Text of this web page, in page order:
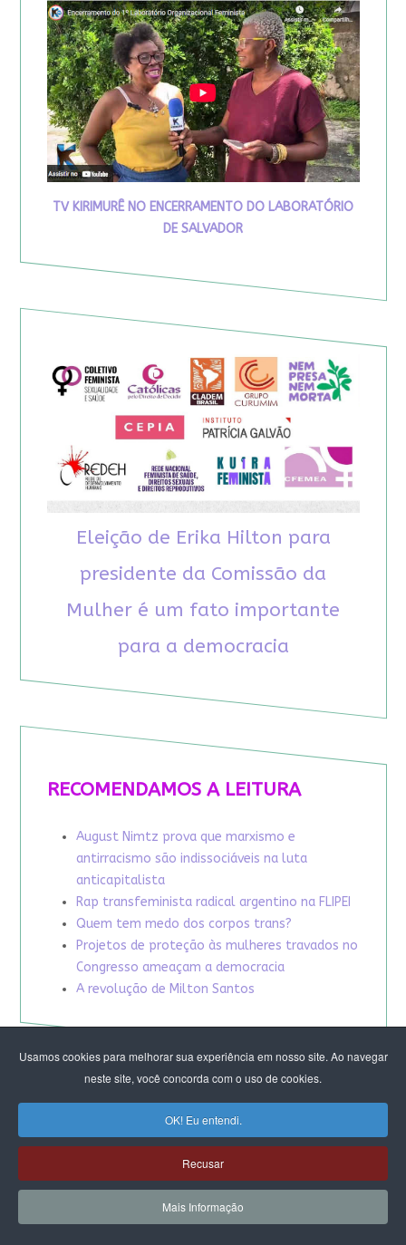
Usamos cookies para melhorar sua experiência em nosso site. Ao navegar
neste site, você concorda com o uso de cookies.
OK! Eu entendi.
Recusar
Mais Informação
TV KIRIMURÊ NO ENCERRAMENTO DO LABORATÓRIO
DE SALVADOR
Eleição de Erika Hilton para
presidente da Comissão da
Mulher é um fato importante
para a democracia
RECOMENDAMOS A LEITURA
August Nimtz prova que marxismo e
antirracismo são indissociáveis na luta
anticapitalista
Rap transfeminista radical argentino na FLIPEI
Quem tem medo dos corpos trans?
Projetos de proteção às mulheres travados no
Congresso ameaçam a democracia
A revolução de Milton Santos